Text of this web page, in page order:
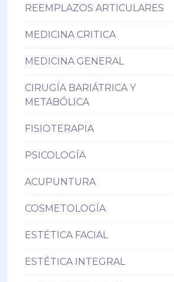
REEMPLAZOS ARTICULARES
MEDICINA CRITICA
MEDICINA GENERAL
CIRUGÍA BARIÁTRICA Y
METABÓLICA
FISIOTERAPIA
PSICOLOGÍA
ACUPUNTURA
COSMETOLOGÍA
ESTÉTICA FACIAL
ESTÉTICA INTEGRAL